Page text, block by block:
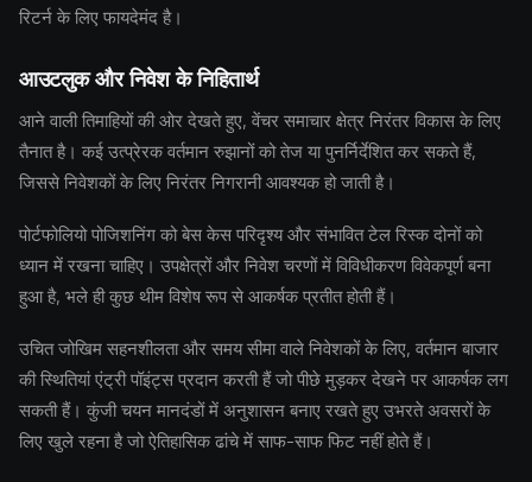
रिटर्न के लिए फायदेमंद है।
आउटलुक और निवेश के निहितार्थ
आने वाली तिमाहियों की ओर देखते हुए, वेंचर समाचार क्षेत्र निरंतर विकास के लिए
तैनात है। कई उत्प्रेरक वर्तमान रुझानों को तेज या पुनर्निर्देशित कर सकते हैं,
जिससे निवेशकों के लिए निरंतर निगरानी आवश्यक हो जाती है।
पोर्टफोलियो पोजिशनिंग को बेस केस परिदृश्य और संभावित टेल रिस्क दोनों को
ध्यान में रखना चाहिए। उपक्षेत्रों और निवेश चरणों में विविधीकरण विवेकपूर्ण बना
हुआ है, भले ही कुछ थीम विशेष रूप से आकर्षक प्रतीत होती हैं।
उचित जोखिम सहनशीलता और समय सीमा वाले निवेशकों के लिए, वर्तमान बाजार
की स्थितियां एंट्री पॉइंट्स प्रदान करती हैं जो पीछे मुड़कर देखने पर आकर्षक लग
सकती हैं। कुंजी चयन मानदंडों में अनुशासन बनाए रखते हुए उभरते अवसरों के
लिए खुले रहना है जो ऐतिहासिक ढांचे में साफ-साफ फिट नहीं होते हैं।